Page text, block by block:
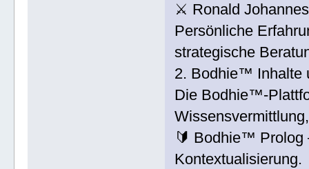
⚔ Ronald
Persönliche
strategische
2. Bodhie™ Inhalte
Die Bodhie™-
🔰 Bodhie™ Prolog
Kontextualisierung.